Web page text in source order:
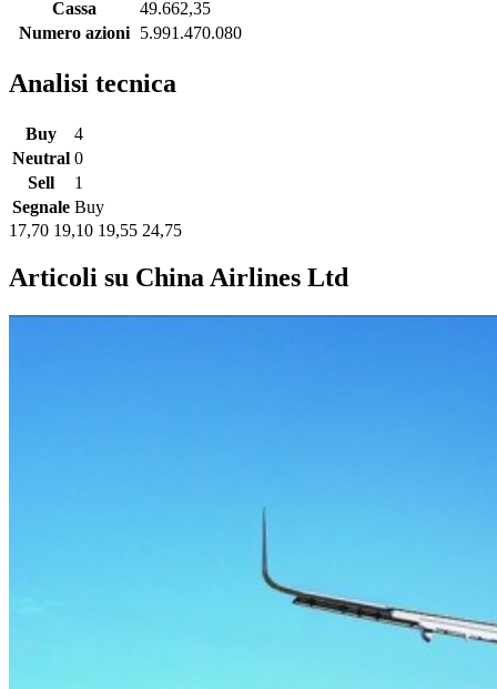
Cassa
49.662,35
Numero azioni
5.991.470.080
Analisi tecnica
Buy
4
Neutral 0
Sell
1
Segnale Buy
17,70 19,10 19,55 24,75
Articoli su China Airlines Ltd